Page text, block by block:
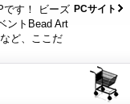
です！ ビーズ
ントBead Art
ど、ここだ
PCサイト